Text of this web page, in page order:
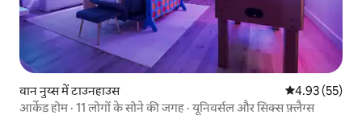
वान नुय्स में टाउनहाउस औसत रेटिंग 5 में
4.93 (55)
आर्केड होम · 11 लोगों के सोने की जगह · यूनिवर्सल और सिक्स फ़्लैग्स